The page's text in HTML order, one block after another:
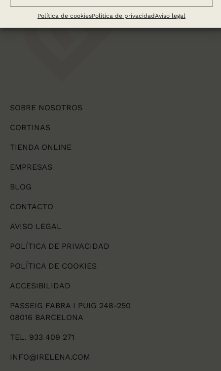
Política de cookiesPolítica de privacidadAviso legal
SOBRE NOSOTROS
CORTINAS
TIENDA ONLINE
EMPRESAS
BLOG
CONTACTO
AVISO LEGAL
POLÍTICA DE PRIVACIDAD
POLÍTICA DE COOKIES
ACCESIBILIDAD
PASSEIG FABRA I PUIG 248-250
08016 BARCELONA
TEL. 933 409 271
INFO@IRELENA.COM